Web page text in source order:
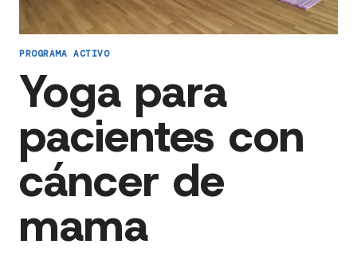
PROGRAMA ACTIVO
Yoga para
pacientes con
cáncer de
mama